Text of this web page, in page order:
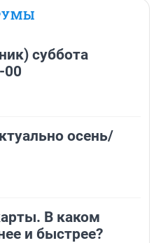
суббота
00
осень/
В каком
и быстрее?